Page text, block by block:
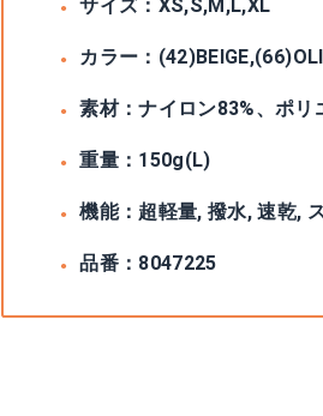
サイズ：XS,S,M,L,XL
カラー：
素材：ナイロン83%、ポリ
重量：150g(L)
機能：超軽量, 撥水, 速乾,
品番：8047225